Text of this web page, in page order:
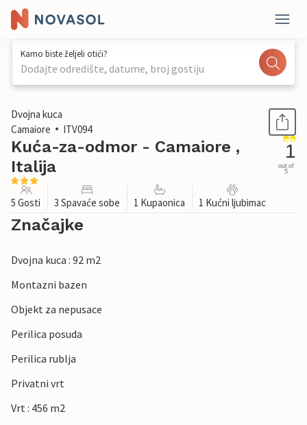
Kamo biste željeli otići?
Dodajte odredište, datume, broj gostiju
1 / 30
Dvojna kuca
Camaiore
ITV094
Kuća-za-odmor - Camaiore ,
Italija
1
out of
5
5 Gosti 3 Spavaće sobe 1 Kupaonica 1 Kućni ljubimac
Značajke
Dvojna kuca : 92 m2
Montazni bazen
Objekt za nepusace
Perilica posuda
Perilica rublja
Privatni vrt
Vrt : 456 m2